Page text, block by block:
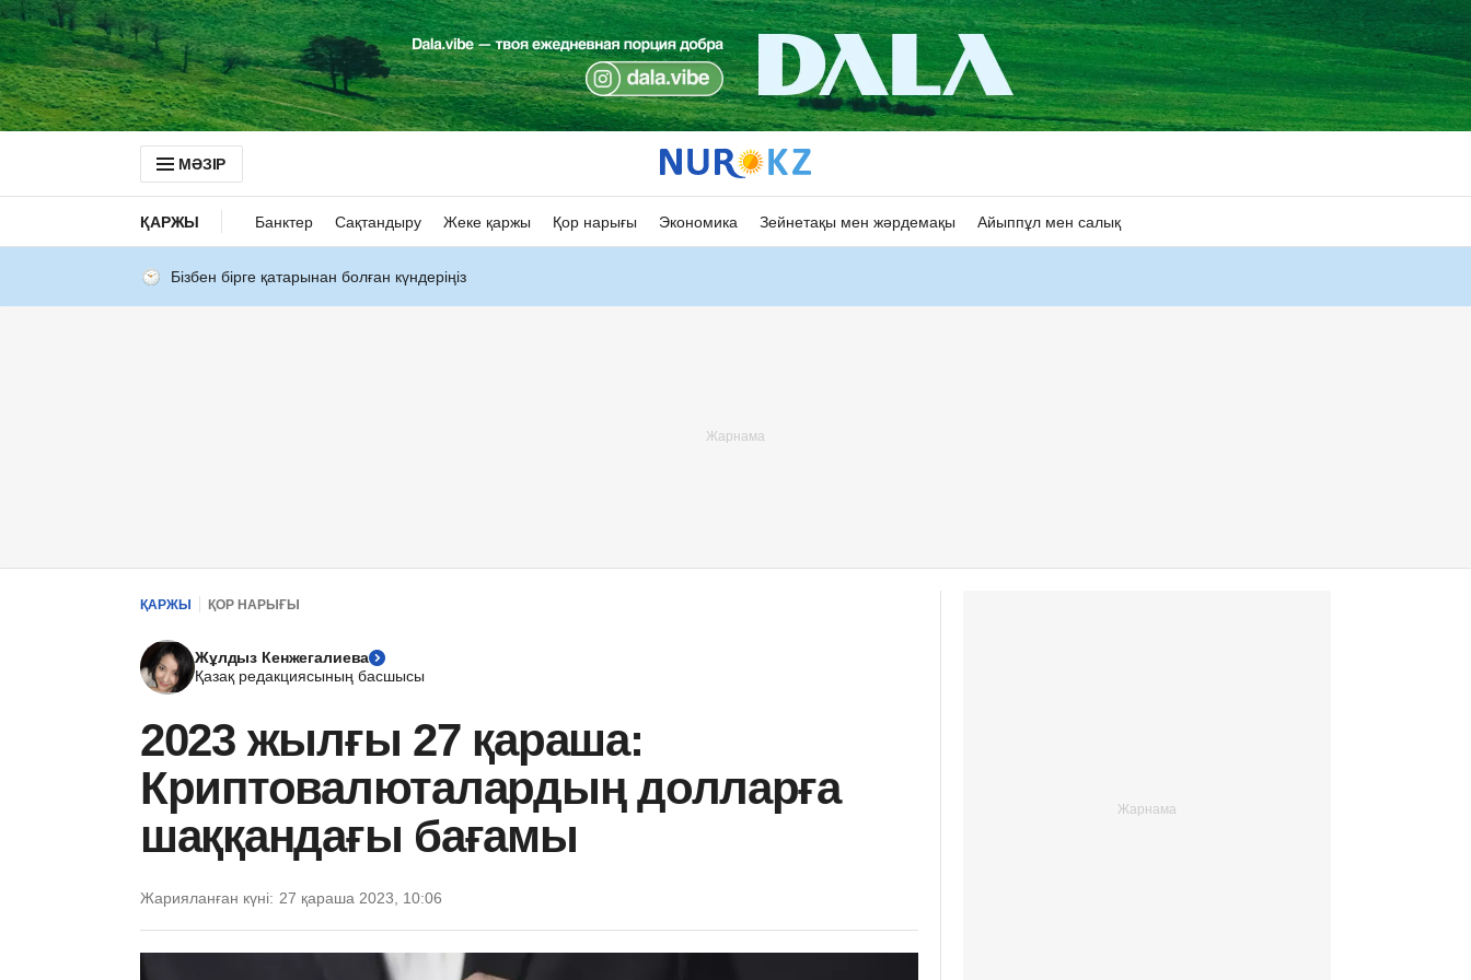
МӘЗІР
ҚАРЖЫ Банктер Сақтандыру Жеке қаржы Қор нарығы Экономика Зейнетақы мен жәрдемақы Айыппұл мен салық
Бізбен бірге қатарынан болған күндеріңіз
ҚАРЖЫ ҚОР НАРЫҒЫ
Жұлдыз Кенжегалиева
Қазақ редакциясының басшысы
2023 жылғы 27 қараша:
Криптовалюталардың долларға
шаққандағы бағамы
Жарияланған күні: 27 қараша 2023, 10:06